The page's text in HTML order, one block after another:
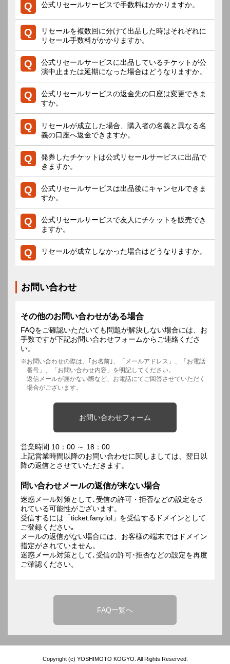
公式リセールサービスで手数料はかかりますか。
リセールを複数回に分けて出品した時はそれぞれに
リセール手数料がかかりますか。
公式リセールサービスに出品しているチケットが公
演中止または延期になった場合はどうなりますか。
公式リセールサービスの返金先の口座は変更できま
すか。
リセールが成立した場合、購入者の名義と異なる名
義の口座へ返金できますか。
発券したチケットは公式リセールサービスに出品で
きますか。
公式リセールサービスは出品後にキャンセルできま
すか。
公式リセールサービスで友人にチケットを販売でき
ますか。
リセールが成立しなかった場合はどうなりますか。
お問い合わせ
その他のお問い合わせがある場合
FAQをご確認いただいても問題が解決しない場合には、お
手数ですが下記お問い合わせフォームからご連絡くださ
い。
お問い合わせの際は、｢お名前｣、「メールアドレス」、「お電話
番号」、「お問い合わせ内容」を明記してください。
返信メールが届かない際など、お電話にてご回答させていただく
場合がございます。
お問い合わせフォーム
営業時間 10：00 ～ 18：00
上記営業時間以降のお問い合わせに関しましては、翌日以
降の返信とさせていただきます。
問い合わせメールの返信が来ない場合
迷惑メール対策として､受信の許可・拒否などの設定をさ
れている可能性がございます。
受信するには「ticket.fany.lol」を受信するドメインとして
ご登録ください｡
メールの返信がない場合には、お客様の端末ではドメイン
指定がされていません。
迷惑メール対策として､受信の許可･拒否などの設定を再度
ご確認ください。
FAQ一覧へ
Copyright (c) YOSHIMOTO KOGYO. All Rights Reserved.